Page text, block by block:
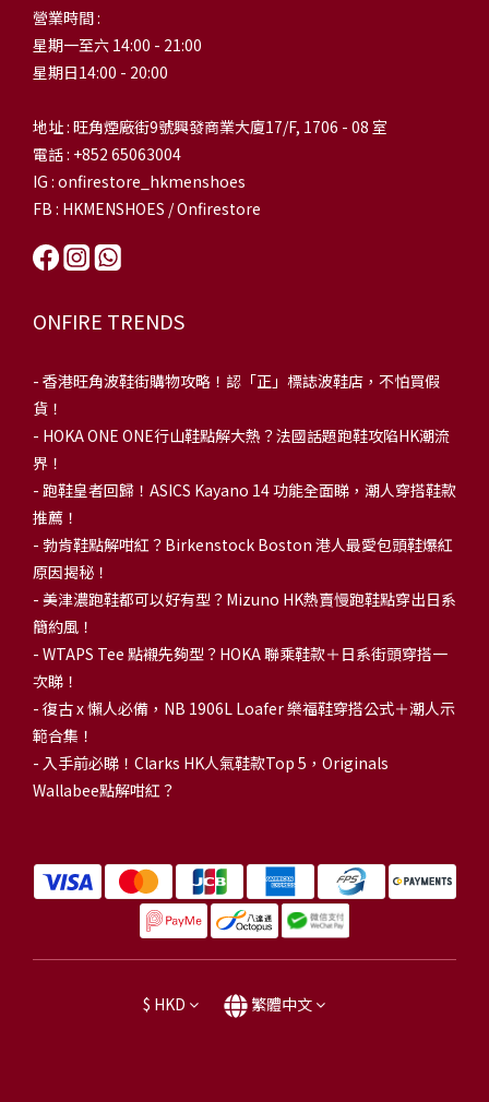
營業時間 :
星期一至六 14:00 - 21:00
星期日14:00 - 20:00
地址 : 旺角煙廠街9號興發商業大廈17/F, 1706 - 08 室
電話 : +852 65063004
IG : onfirestore_hkmenshoes
FB : HKMENSHOES / Onfirestore
ONFIRE TRENDS
- 香港旺角波鞋街購物攻略！認「正」標誌波鞋店，不怕買假
貨！
- HOKA ONE ONE行山鞋點解大熱？法國話題跑鞋攻陷HK潮流
界！
- 跑鞋皇者回歸！ASICS Kayano 14 功能全面睇，潮人穿搭鞋款
推薦！
- 勃肯鞋點解咁紅？Birkenstock Boston 港人最愛包頭鞋爆紅
原因揭秘！
- 美津濃跑鞋都可以好有型？Mizuno HK熱賣慢跑鞋點穿出日系
簡約風！
- WTAPS Tee 點襯先夠型？HOKA 聯乘鞋款＋日系街頭穿搭一
次睇！
- 復古 x 懶人必備，NB 1906L Loafer 樂福鞋穿搭公式＋潮人示
範合集！
- 入手前必睇！Clarks HK人氣鞋款Top 5，Originals
Wallabee點解咁紅？
$ HKD 繁體中文